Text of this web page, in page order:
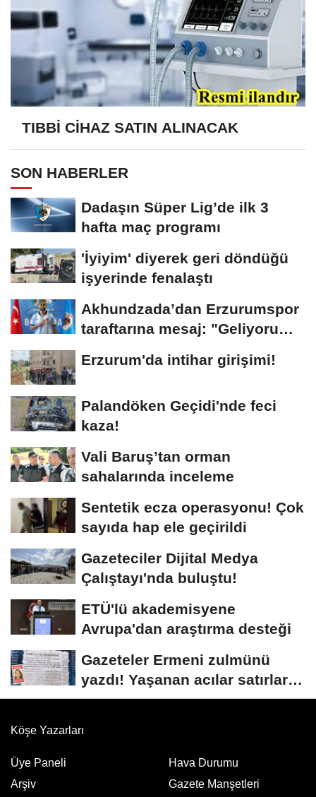
TIBBİ CİHAZ SATIN ALINACAK
SON HABERLER
Dadaşın Süper Lig’de ilk 3
hafta maç programı
'İyiyim' diyerek geri döndüğü
işyerinde fenalaştı
Akhundzada’dan Erzurumspor
taraftarına mesaj: "Geliyorum
Erzurum'da intihar girişimi!
Palandöken Geçidi'nde feci
kaza!
Vali Baruş’tan orman
sahalarında inceleme
Sentetik ecza operasyonu! Çok
sayıda hap ele geçirildi
Gazeteciler Dijital Medya
Çalıştayı'nda buluştu!
ETÜ'lü akademisyene
Avrupa'dan araştırma desteği
Gazeteler Ermeni zulmünü
yazdı! Yaşanan acılar satırlara
böyle...
Köşe Yazarları
Üye Paneli
Arşiv
Hava Durumu
Gazete Manşetleri